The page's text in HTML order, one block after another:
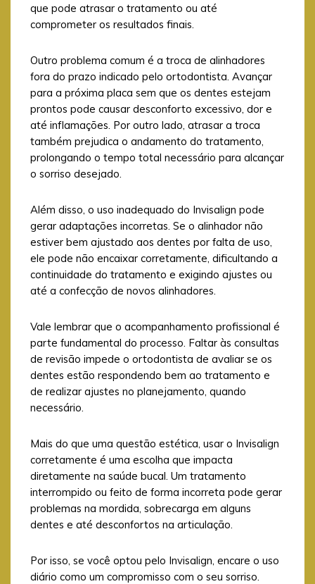
que pode atrasar o tratamento ou até
comprometer os resultados finais.
Outro problema comum é a troca de alinhadores
fora do prazo indicado pelo ortodontista. Avançar
para a próxima placa sem que os dentes estejam
prontos pode causar desconforto excessivo, dor e
até inflamações. Por outro lado, atrasar a troca
também prejudica o andamento do tratamento,
prolongando o tempo total necessário para alcançar
o sorriso desejado.
Além disso, o uso inadequado do Invisalign pode
gerar adaptações incorretas. Se o alinhador não
estiver bem ajustado aos dentes por falta de uso,
ele pode não encaixar corretamente, dificultando a
continuidade do tratamento e exigindo ajustes ou
até a confecção de novos alinhadores.
Vale lembrar que o acompanhamento profissional é
parte fundamental do processo. Faltar às consultas
de revisão impede o ortodontista de avaliar se os
dentes estão respondendo bem ao tratamento e
de realizar ajustes no planejamento, quando
necessário.
Mais do que uma questão estética, usar o Invisalign
corretamente é uma escolha que impacta
diretamente na saúde bucal. Um tratamento
interrompido ou feito de forma incorreta pode gerar
problemas na mordida, sobrecarga em alguns
dentes e até desconfortos na articulação.
Por isso, se você optou pelo Invisalign, encare o uso
diário como um compromisso com o seu sorriso.